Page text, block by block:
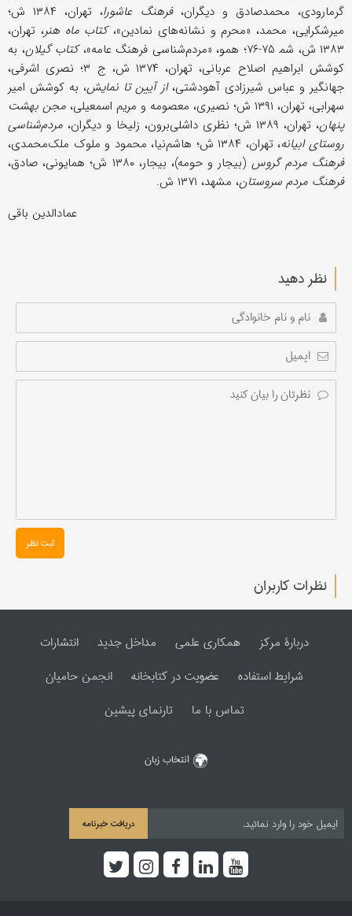
گرمارودی، محمدصادق و دیگران،فرهنگ عاشورا
، تهران، ۱۳۸۴ ش؛
میرشکرایی، محمد، «محرم و نشانه‌های نمادین»، کتاب ماه هنر، تهران،
۱۳۸۳ ش، شم‍ ۷۵-۷۶؛ همو، «مردم‌شناسی فرهنگ عامه»،
کتاب گیلان، به
کوشش ابراهیم اصلاح عربانی، تهران، ۱۳۷۴ ش، ج ۳؛ نصری اشرفی،
جهانگیر و عباس شیرزادی آهودشتی، از آیین تا نمایش، به کوشش امیر
سهرابی، تهران، ۱۳۹۱ ش؛ نصیری، معصومه و مریم اسمعیلی،
مجن بهشت
پنهان، تهران، ۱۳۸۹ ش؛ نظری داشلی‌برون، زلیخا و دیگران،
مردم‌شناسی
روستای ابیانه، تهران، ۱۳۸۴ ش؛ هاشم‌نیا، محمود و ملوک ملک‌محمدی،
فرهنگ مردم گروس (بیجار و حومه)، بیجار، ۱۳۸۰ ش؛ همایونی، صادق،
فرهنگ مردم سروستان، مشهد، ۱۳۷۱ ش.
عمادالدین باقی
نظر دهید
ثبت نظر
نظرات کاربران
دربارۀ مرکز همکاری علمی مداخل جدید
انتشارات
شرایط استفاده
عضویت در کتابخانه
انجمن حامیان
تماس با ما
تارنمای پیشین
انتخاب زبان
دریافت خبرنامه